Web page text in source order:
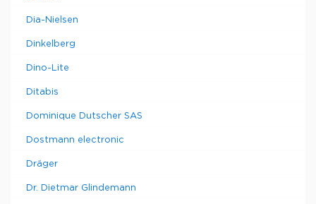
Dia-Nielsen
Dinkelberg
Dino-Lite
Ditabis
Dominique Dutscher SAS
Dostmann electronic
Dräger
Dr. Dietmar Glindemann